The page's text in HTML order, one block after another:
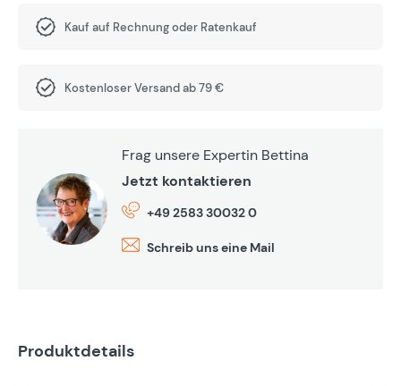
Kauf auf Rechnung oder Ratenkauf
Kostenloser Versand ab 79 €
Frag unsere Expertin Bettina
Jetzt kontaktieren
+49 2583 30032 0
Schreib uns eine Mail
Produktdetails